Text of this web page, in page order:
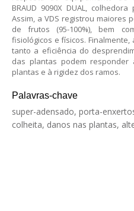
BRAUD 9090X DUAL,
Assim, a VDS registrou maiores
de frutos (95-100%), bem
fisiológicos e físicos.
tanto a eficiência do
das plantas podem
plantas e à rigidez dos ramos.
Palavras-chave
super-adensado, porta-
colheita, danos nas plantas,